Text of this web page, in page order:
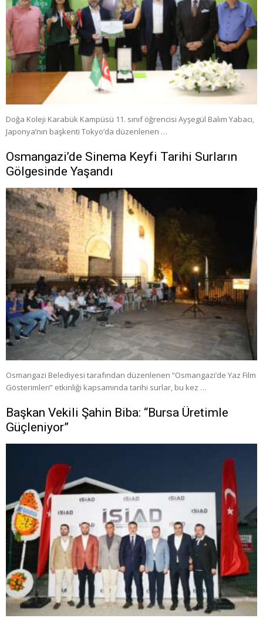
Doğa Koleji Karabük Kampüsü 11. sınıf öğrencisi Ayşegül Balım Yabacı,
Japonya’nın başkenti Tokyo’da düzenlenen …
Osmangazi’de Sinema Keyfi Tarihi Surların
Gölgesinde Yaşandı
Osmangazi Belediyesi tarafından düzenlenen “Osmangazi’de Yaz Film
Gösterimleri” etkinliği kapsamında tarihi surlar, bu kez …
Başkan Vekili Şahin Biba: “Bursa Üretimle
Güçleniyor”